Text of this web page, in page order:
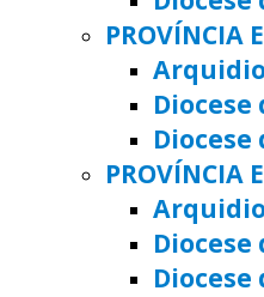
PROVÍNCIA
Diocese
Diocese
PROVÍNCIA
Diocese